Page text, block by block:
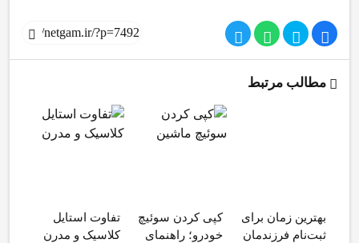
مطالب مرتبط
بهترین زمان برای
ثبت‌نام فرزندمان
کپی کردن سوئیچ
خودرو؛ راهنمای
تفاوت استایل
کلاسیک و مدرن